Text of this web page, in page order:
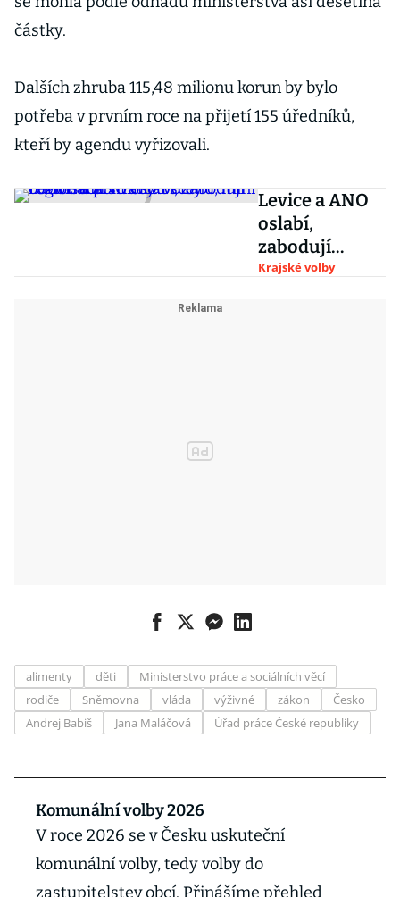
částky.
Dalších zhruba 115,48 milionu korun by bylo
potřeba v prvním roce na přijetí 155 úředníků,
kteří by agendu vyřizovali.
Levice a ANO
oslabí,
zabodují
regionální
Krajské volby
alimenty děti
Ministerstvo práce a sociálních věcí
rodiče
Sněmovna vláda výživné zákon
Česko
Andrej Babiš
Jana Maláčová Úřad práce České republiky
Komunální volby 2026
V roce 2026 se v Česku uskuteční
komunální volby, tedy volby do
zastupitelstev obcí. Přinášíme přehled